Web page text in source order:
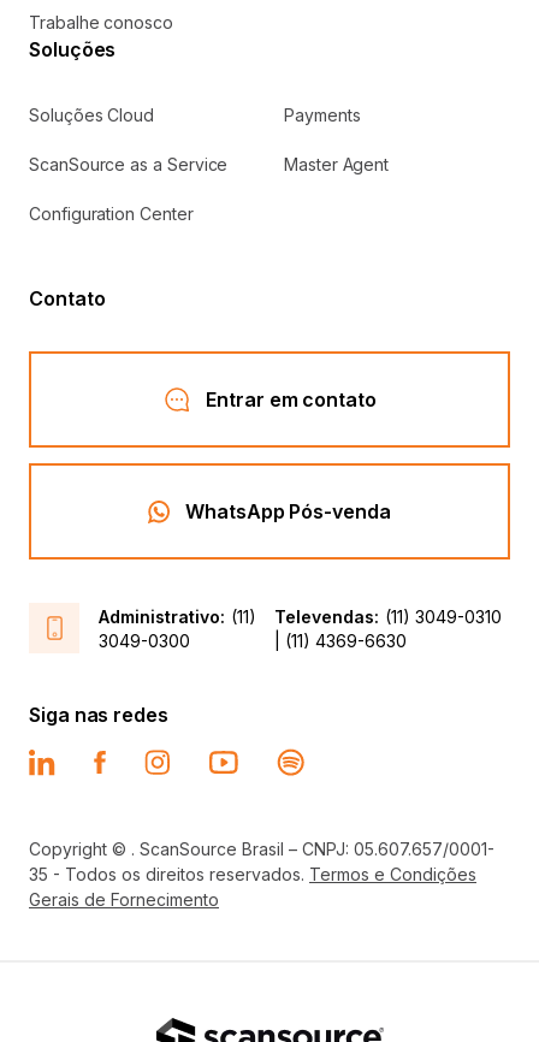
Trabalhe conosco
Soluções
Soluções Cloud Payments
ScanSource as a Service Master Agent
Configuration Center
Contato
Entrar em contato
WhatsApp Pós-venda
Administrativo: (11)
3049-0300
Televendas: (11) 3049-0310
| (11) 4369-6630
Siga nas redes
Copyright © . ScanSource Brasil – CNPJ: 05.607.657/0001-
35 - Todos os direitos reservados. Termos e Condições
Gerais de Fornecimento